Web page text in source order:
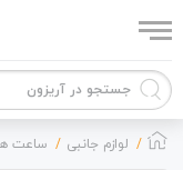
لوازم جانبی ساعت